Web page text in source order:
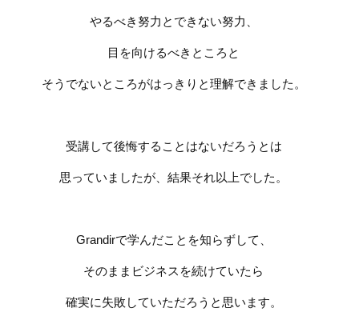
やるべき努力とできない努力、
目を向けるべきところと
そうでないところがはっきりと理解できました。
受講して後悔することはないだろうとは
思っていましたが、結果それ以上でした。
Grandirで学んだことを知らずして、
そのままビジネスを続けていたら
確実に失敗していただろうと思います。